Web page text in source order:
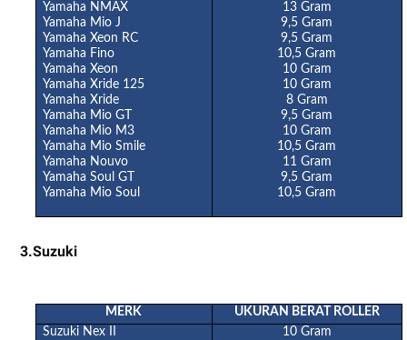
Yamaha NMAX
Yamaha Mio J
Yamaha Xeon RC
Yamaha Fino
Yamaha Xeon
Yamaha Xride 125
Yamaha Xride
Yamaha Mio GT
Yamaha Mio M3
Yamaha Mio Smile
Yamaha Nouvo
Yamaha Soul GT
Yamaha Mio Soul
13 Gram
9,5 Gram
9,5 Gram
10,5 Gram
10 Gram
10 Gram
8 Gram
9,5 Gram
10 Gram
10,5 Gram
11 Gram
9,5 Gram
10,5 Gram
3.Suzuki
MERK
UKURAN BERAT ROLLER
Suzuki Nex II
10 Gram